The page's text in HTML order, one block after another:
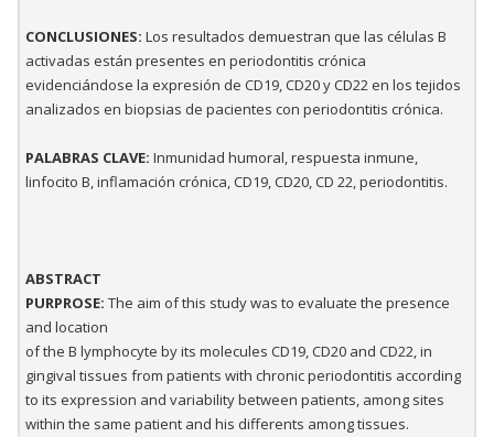
CONCLUSIONES: Los resultados demuestran que las células B
activadas están presentes en periodontitis crónica
evidenciándose la expresión de CD19, CD20 y CD22 en los tejidos
analizados en biopsias de pacientes con periodontitis crónica.
PALABRAS CLAVE: Inmunidad humoral, respuesta inmune,
linfocito B, inflamación crónica, CD19, CD20, CD 22, periodontitis.
ABSTRACT
PURPROSE: The aim of this study was to evaluate the presence
and location
of the B lymphocyte by its molecules CD19, CD20 and CD22, in
gingival tissues from patients with chronic periodontitis according
to its expression and variability between patients, among sites
within the same patient and his differents among tissues.